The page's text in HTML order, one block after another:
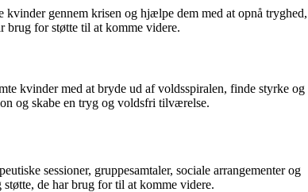
gennem krisen og hjælpe dem med at opnå tryghed,
brug for støtte til at komme videre.
kvinder med at bryde ud af voldsspiralen, finde styrke og
og skabe en tryg og voldsfri tilværelse.
sessioner, gruppesamtaler, sociale arrangementer og
de har brug for til at komme videre.